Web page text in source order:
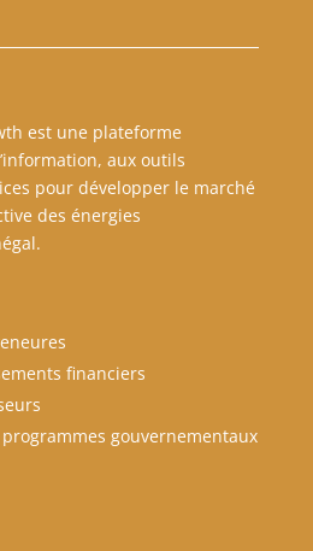
est une plateforme
aux outils
pour développer le marché
des énergies
financiers
gouvernementaux